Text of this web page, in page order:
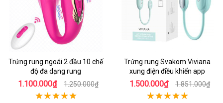
Trứng rung ngoái 2 đầu 10 chế
độ đa dạng rung
1.100.000₫ 1.250.000₫
Trứng rung Svakom Viviana
xung điện điều khiển app
1.500.000₫ 1.851.000₫